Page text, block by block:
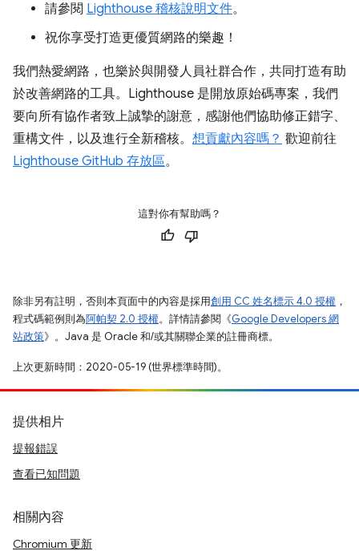
請參閱 Lighthouse 稽核說明文件。
祝你享受打造更優質網路的樂趣！
我們熱愛網路，也樂於與開發人員社群合作，共同打造有助
於改善網路的工具。Lighthouse 是開放原始碼專案，我們
要向所有協作者致上誠摯的謝意，感謝他們協助修正錯字、
重構文件，以及進行全新稽核。 想貢獻內容嗎？ 歡迎前往
Lighthouse GitHub 存放區。
這對你有幫助嗎？
除非另有註明，否則本頁面中的內容是採用創用 CC 姓名標示 4.0 授權 ，
程式碼範例則為阿帕契 2.0 授權。詳情請參閱《Google Developers 網
站政策》。Java 是 Oracle 和/或其關聯企業的註冊商標。
上次更新時間：2020-05-19 (世界標準時間)。
提供相片
提報錯誤
查看已知問題
相關內容
Chromium 更新